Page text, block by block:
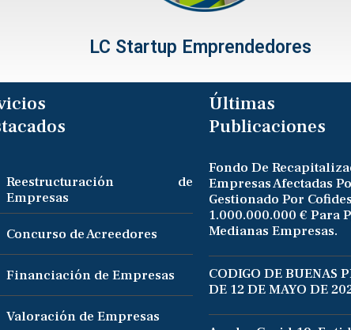
LC Startup Emprendedores
Reestructuración de
Empresas
Concurso de Acreedores
Financiación de Empresas
Valoración de Empresas
Últimas
Publicaciones
Fondo De
Empresas Afectadas
Gestionado Por
1.000.000.000 € Para
Medianas Empresas.
CODIGO DE BUENAS
DE 12 DE MAYO DE